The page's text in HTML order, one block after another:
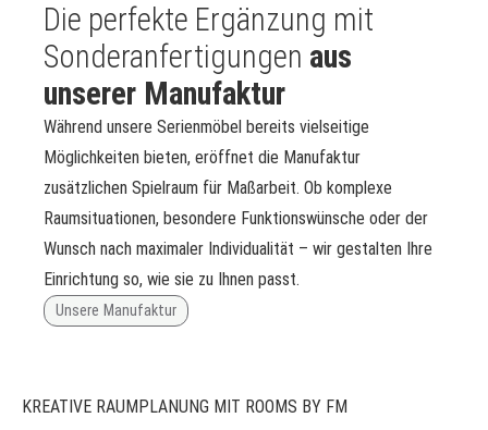
Die perfekte Ergänzung mit
Sonderanfertigungen aus
unserer Manufaktur
Während unsere Serienmöbel bereits vielseitige
Möglichkeiten bieten, eröffnet die Manufaktur
zusätzlichen Spielraum für Maßarbeit. Ob komplexe
Raumsituationen, besondere Funktionswünsche oder der
Wunsch nach maximaler Individualität – wir gestalten Ihre
Einrichtung so, wie sie zu Ihnen passt.
Unsere Manufaktur
KREATIVE RAUMPLANUNG MIT ROOMS BY FM